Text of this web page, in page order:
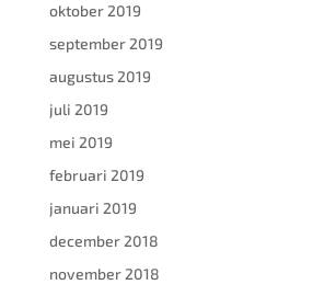
oktober 2019
september 2019
augustus 2019
juli 2019
mei 2019
februari 2019
januari 2019
december 2018
november 2018